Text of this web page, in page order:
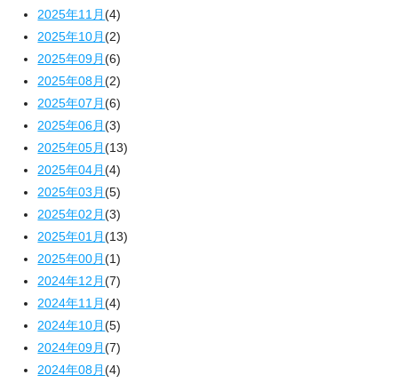
2025年11月(4)
2025年10月(2)
2025年09月(6)
2025年08月(2)
2025年07月(6)
2025年06月(3)
2025年05月(13)
2025年04月(4)
2025年03月(5)
2025年02月(3)
2025年01月(13)
2025年00月(1)
2024年12月(7)
2024年11月(4)
2024年10月(5)
2024年09月(7)
2024年08月(4)